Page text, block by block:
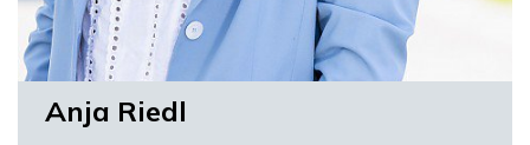
Anja Riedl